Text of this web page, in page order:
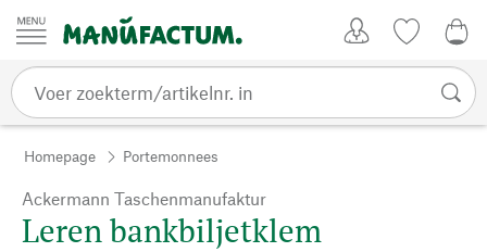
Passer au contenu
Homepage Portemonnees
Ackermann Taschenmanufaktur
Leren bankbiljetklem